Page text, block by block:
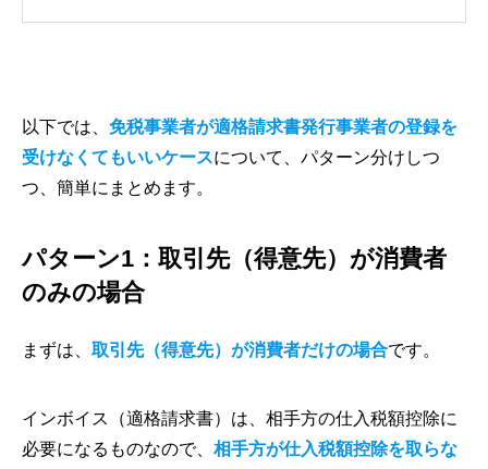
以下では、 免税事業者が適格請求書発行事業者の登録を
受けなくてもいいケースについて、パターン分けしつ
つ、簡単にまとめます。
パターン1：取引先（得意先）が消費者
のみの場合
まずは、 取引先（得意先）が消費者だけの場合です。
インボイス（適格請求書）は、相手方の仕入税額控除に
必要になるものなので、 相手方が仕入税額控除を取らな